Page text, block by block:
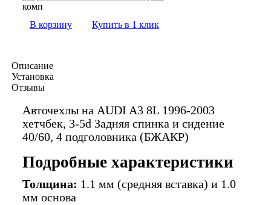
комп
В корзину
Купить в 1 клик
Описание
Установка
Отзывы
Авточехлы на AUDI A3 8L 1996-2003
хетчбек, 3-5d Задняя спинка и сидение
40/60, 4 подголовника (БЖАКР)
Подробные характеристики
Толщина: 1.1 мм (средняя вставка) и 1.0
мм основа